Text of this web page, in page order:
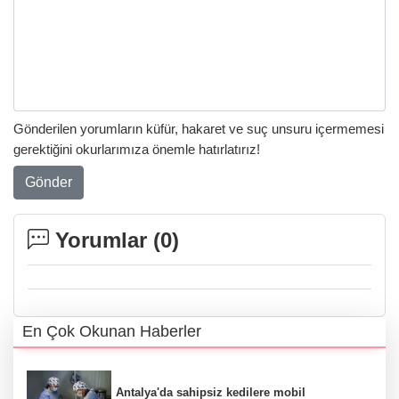
Gönderilen yorumların küfür, hakaret ve suç unsuru içermemesi
gerektiğini okurlarımıza önemle hatırlatırız!
Gönder
Yorumlar (0)
En Çok Okunan Haberler
Antalya'da sahipsiz kedilere mobil